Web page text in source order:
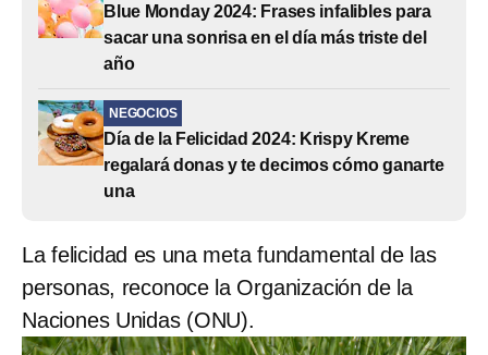
Blue Monday 2024: Frases infalibles para
sacar una sonrisa en el día más triste del
año
NEGOCIOS
Día de la Felicidad 2024: Krispy Kreme
regalará donas y te decimos cómo ganarte
una
La felicidad es una meta fundamental de las
personas, reconoce la Organización de la
Naciones Unidas (ONU).